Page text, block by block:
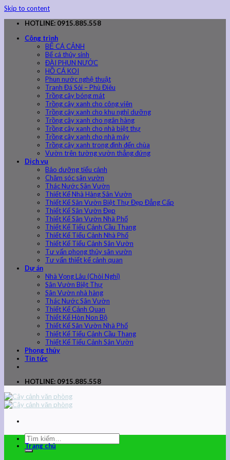
Skip to content
HOTLINE: 0915.885.558
Công trình
BỂ CÁ CẢNH
Bể cá thủy sinh
ĐÀI PHUN NƯỚC
HỒ CÁ KOI
Phun nước nghệ thuật
Tranh Đá Sỏi – Phù Điêu
Trồng cây bóng mát
Trồng cây xanh cho công viên
Trồng cây xanh cho khu nghỉ dưỡng
Trồng cây xanh cho ngân hàng
Trồng cây xanh cho nhà biệt thự
Trồng cây xanh cho nhà máy
Trồng cây xanh trong đình đến chùa
Vườn trên tường vườn thẳng đứng
Dịch vụ
Bảo dưỡng tiểu cảnh
Chăm sóc sân vườn
Thác Nước Sân Vườn
Thiết Kế Nhà Hàng Sân Vườn
Thiết Kế Sân Vườn Biệt Thự Đẹp Đẳng Cấp
Thiết Kế Sân Vườn Đẹp
Thiết Kế Sân Vườn Nhà Phố
Thiết Kế Tiểu Cảnh Cầu Thang
Thiết Kế Tiểu Cảnh Nhà Phố
Thiết Kế Tiểu Cảnh Sân Vườn
Tư vấn phong thủy sân vườn
Tư vấn thiết kế cảnh quan
Dự án
Nhà Vọng Lâu (Chòi Nghỉ)
Sân Vườn Biệt Thự
Sân Vườn nhà hàng
Thác Nước Sân Vườn
Thiết Kế Cảnh Quan
Thiết Kế Hòn Non Bộ
Thiết Kế Sân Vườn Nhà Phố
Thiết Kế Tiểu Cảnh Cầu Thang
Thiết Kế Tiểu Cảnh Sân Vườn
Phong thủy
Tin tức
HOTLINE: 0915.885.558
Trang chủ